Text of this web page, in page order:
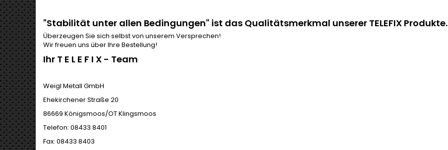
"Stabilität unter allen Bedingungen" ist das Qualitätsmerkmal unserer TELEFIX Produkte.
Überzeugen Sie sich selbst von unserem Versprechen!
Wir freuen uns über Ihre Bestellung!
Ihr T E L E F I X - Team
Weigl Metall GmbH
Ehekirchener Straße 20
86669 Königsmoos/OT Klingsmoos
Telefon: 08433 8401
Fax: 08433 8403